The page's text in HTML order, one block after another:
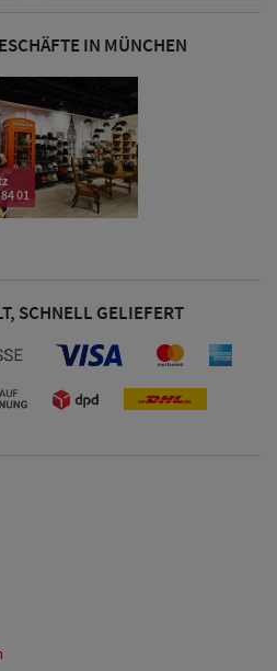
IN MÜNCHEN
01
SCHNELL GELIEFERT